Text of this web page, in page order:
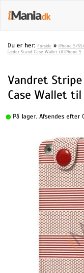
Du er her: Forside » iPhone 5/
Læder Stand Case Wallet til iPhone 5
Vandret
Case Wallet
På lager. Afsendes efter